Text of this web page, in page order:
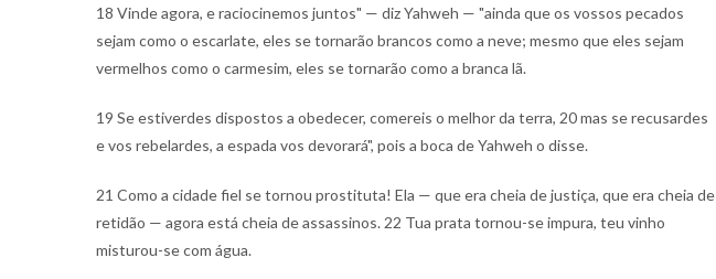
18 Vinde agora, e raciocinemos juntos" — diz Yahweh — "ainda que os vossos pecados
sejam como o escarlate, eles se tornarão brancos como a neve; mesmo que eles sejam
vermelhos como o carmesim, eles se tornarão como a branca lã.
19 Se estiverdes dispostos a obedecer, comereis o melhor da terra, 20 mas se recusardes
e vos rebelardes, a espada vos devorará", pois a boca de Yahweh o disse.
21 Como a cidade fiel se tornou prostituta! Ela — que era cheia de justiça, que era cheia de
retidão — agora está cheia de assassinos. 22 Tua prata tornou-se impura, teu vinho
misturou-se com água.